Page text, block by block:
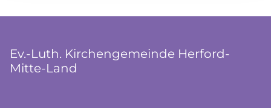
Ev.-Luth. Kirchengemeinde Herford-
Mitte-Land